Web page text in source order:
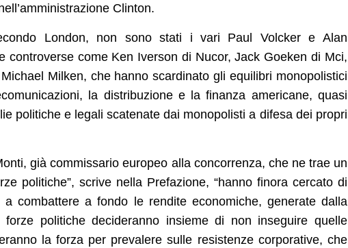
Clinton.
London, non sono stati i vari Paul Volcker e Alan
controverse come Ken Iverson di Nucor, Jack Goeken di Mci,
Milken, che hanno scardinato gli equilibri monopolistici
la distribuzione e la finanza americane, quasi
politiche e legali scatenate dai monopolisti a difesa dei propri
già commissario europeo alla concorrenza, che ne trae un
politiche”, scrive nella Prefazione, “hanno finora cercato di
a combattere a fondo le rendite economiche, generate dalla
politiche decideranno insieme di non inseguire quelle
la forza per prevalere sulle resistenze corporative, che